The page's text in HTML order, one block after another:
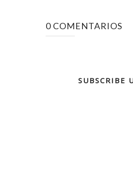
0 COMENTARIOS
SUBSCRIBE